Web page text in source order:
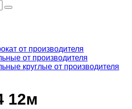
от производителя
от производителя
круглые от производителя
12м